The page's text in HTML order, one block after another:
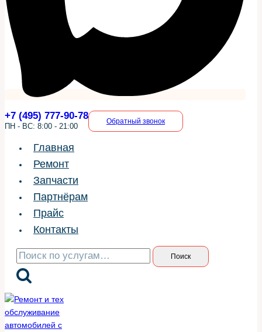
+7 (495) 777-90-78
ПН - ВС: 8:00 - 21:00
Обратный звонок
Главная
Ремонт
Запчасти
Партнёрам
Прайс
Контакты
Искать: Поиск